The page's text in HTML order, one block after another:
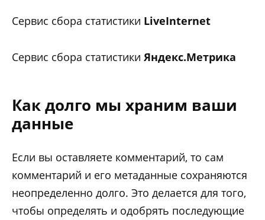
Сервис сбора статистики LiveInternet
Сервис сбора статистики Яндекс.Метрика
Как долго мы храним ваши
данные
Если вы оставляете комментарий, то сам
комментарий и его метаданные сохраняются
неопределенно долго. Это делается для того,
чтобы определять и одобрять последующие